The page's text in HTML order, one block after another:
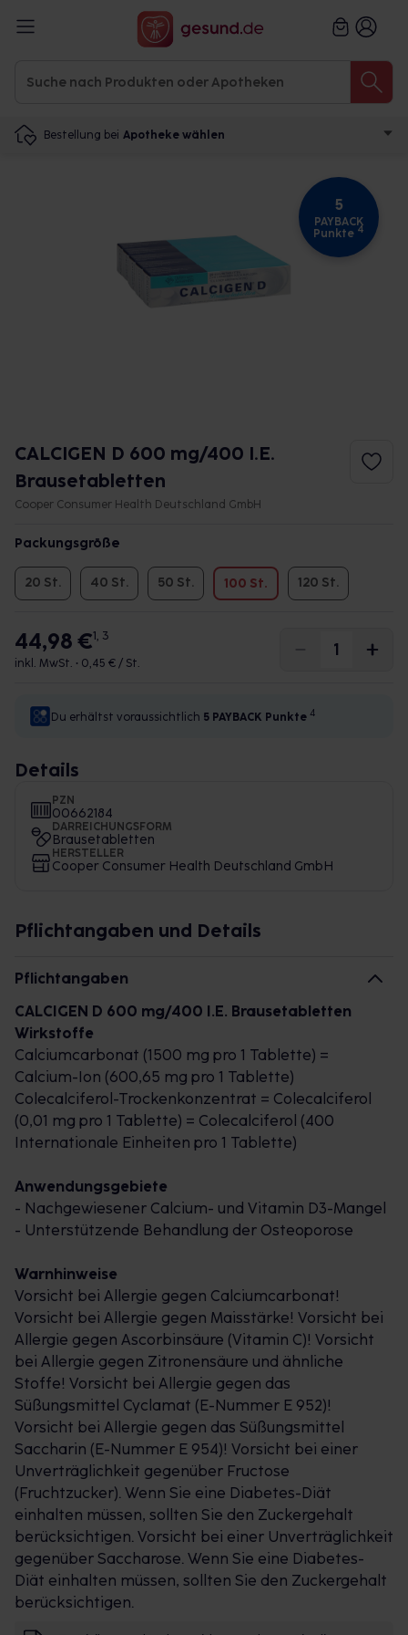
Bestellung bei Apotheke wählen
5
PAYBACK
Punkte 4
CALCIGEN D 600 mg/400 I.E.
Brausetabletten
Cooper Consumer Health Deutschland GmbH
Packungsgröße
20 St. 40 St. 50 St. 100 St. 120 St.
44,98 €1, 3
inkl. MwSt. • 0,45 € / St.
Du erhältst voraussichtlich 5 PAYBACK Punkte 4
Details
PZN
00662184
DARREICHUNGSFORM
Brausetabletten
HERSTELLER
Cooper Consumer Health Deutschland GmbH
Pflichtangaben und Details
Pflichtangaben
CALCIGEN D 600 mg/400 I.E. Brausetabletten
Wirkstoffe
Calciumcarbonat (1500 mg pro 1 Tablette) =
Calcium-Ion (600,65 mg pro 1 Tablette)
Colecalciferol-Trockenkonzentrat = Colecalciferol
(0,01 mg pro 1 Tablette) = Colecalciferol (400
Internationale Einheiten pro 1 Tablette)
Anwendungsgebiete
- Nachgewiesener Calcium- und Vitamin D3-Mangel
- Unterstützende Behandlung der Osteoporose
Warnhinweise
Vorsicht bei Allergie gegen Calciumcarbonat!
Vorsicht bei Allergie gegen Maisstärke! Vorsicht bei
Allergie gegen Ascorbinsäure (Vitamin C)! Vorsicht
bei Allergie gegen Zitronensäure und ähnliche
Stoffe! Vorsicht bei Allergie gegen das
Süßungsmittel Cyclamat (E-Nummer E 952)!
Vorsicht bei Allergie gegen das Süßungsmittel
Saccharin (E-Nummer E 954)! Vorsicht bei einer
Unverträglichkeit gegenüber Fructose
(Fruchtzucker). Wenn Sie eine Diabetes-Diät
einhalten müssen, sollten Sie den Zuckergehalt
berücksichtigen. Vorsicht bei einer Unverträglichkeit
gegenüber Saccharose. Wenn Sie eine Diabetes-
Diät einhalten müssen, sollten Sie den Zuckergehalt
berücksichtigen.